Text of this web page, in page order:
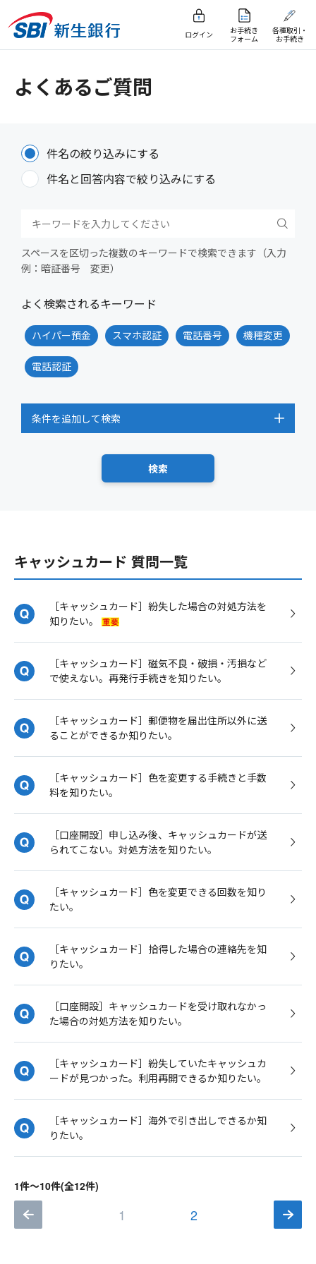
ログイン
お手続き
フォーム
各種取引・
お手続き
よくあるご質問
件名の絞り込みにする
件名と回答内容で絞り込みにする
スペースを区切った複数のキーワードで検索できます（入力
例：暗証番号 変更）
よく検索されるキーワード
ハイパー預金 スマホ認証 電話番号 機種変更
電話認証
条件を追加して検索
キャッシュカード 質問一覧
［キャッシュカード］紛失した場合の対処方法を
知りたい。
［キャッシュカード］磁気不良・破損・汚損など
で使えない。再発行手続きを知りたい。
［キャッシュカード］郵便物を届出住所以外に送
ることができるか知りたい。
［キャッシュカード］色を変更する手続きと手数
料を知りたい。
［口座開設］申し込み後、キャッシュカードが送
られてこない。対処方法を知りたい。
［キャッシュカード］色を変更できる回数を知り
たい。
［キャッシュカード］拾得した場合の連絡先を知
りたい。
［口座開設］キャッシュカードを受け取れなかっ
た場合の対処方法を知りたい。
［キャッシュカード］紛失していたキャッシュカ
ードが見つかった。利用再開できるか知りたい。
［キャッシュカード］海外で引き出しできるか知
りたい。
1件～10件(全12件)
1 2